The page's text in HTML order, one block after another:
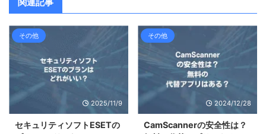
その他
2025/11/9
セキュリティソフトESETの
その他
2024/12/28
CamScannerの安全性は？